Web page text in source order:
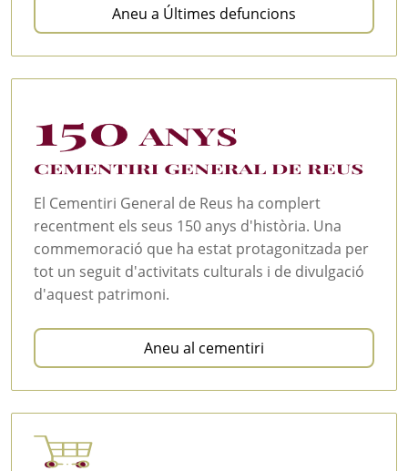
Aneu a Últimes defuncions
El Cementiri General de Reus ha complert
recentment els seus 150 anys d'història. Una
commemoració que ha estat protagonitzada per
tot un seguit d'activitats culturals i de divulgació
d'aquest patrimoni.
Aneu al cementiri